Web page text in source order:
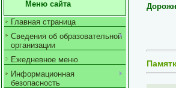
Меню сайта
Главная страница
Сведения об образовательной
организации
Ежедневное меню
Информационная
безопасность